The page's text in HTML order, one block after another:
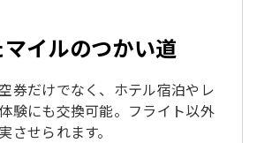
イルのつかい道
券だけでなく、ホテル宿泊やレ
験にも交換可能。フライト以外
させられます。